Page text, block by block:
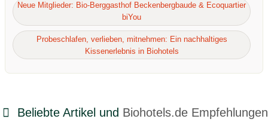
Beliebte Artikel und Biohotels.de Empfehlungen
Neue Mitglieder: Bio-Berggasthof Beckenbergbaude & Ecoquartier
biYou
Probeschlafen, verlieben, mitnehmen: Ein nachhaltiges
Kissenerlebnis in Biohotels